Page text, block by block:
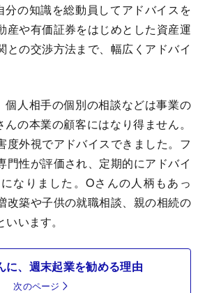
の知識を総動員してアドバイスを
産や有価証券をはじめとした資産運
との交渉方法まで、幅広くアドバイ
人相手の個別の相談などは事業の
の本業の顧客にはなり得ません。
度外視でアドバイスできました。フ
門性が評価され、定期的にアドバイ
なりました。Oさんの人柄もあっ
改築や子供の就職相談、親の相続の
います。
に、週末起業を勧める理由
次のページ